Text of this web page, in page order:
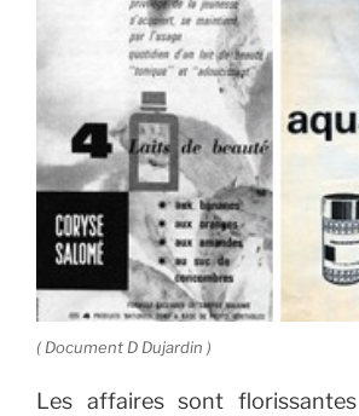
( Document D Dujardin )
Les affaires sont